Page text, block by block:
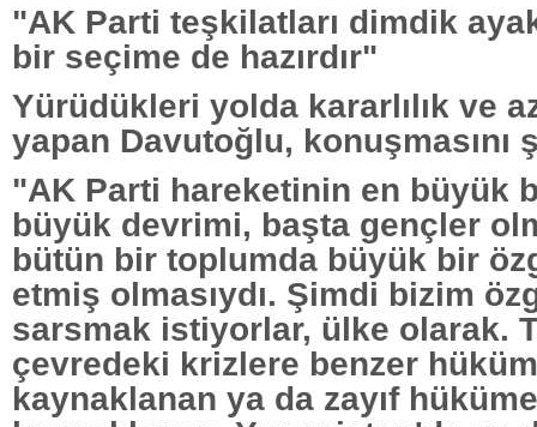
"AK Parti teşkilatları dimdik
bir seçime de hazırdır"
Yürüdükleri yolda kararlılık ve
yapan Davutoğlu, konuşmasını
"AK Parti hareketinin en büyük
büyük devrimi, başta gençler
bütün bir toplumda büyük bir
etmiş olmasıydı. Şimdi bizim
sarsmak istiyorlar, ülke olarak.
çevredeki krizlere benzer
kaynaklanan ya da zayıf